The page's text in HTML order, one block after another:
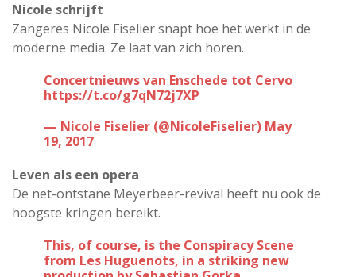
Nicole schrijft
Zangeres Nicole Fiselier snapt hoe het werkt in de
moderne media. Ze laat van zich horen.
Concertnieuws van Enschede tot Cervo
https://t.co/g7qN72j7XP
— Nicole Fiselier (@NicoleFiselier) May
19, 2017
Leven als een opera
De net-ontstane Meyerbeer-revival heeft nu ook de
hoogste kringen bereikt.
This, of course, is the Conspiracy Scene
from Les Huguenots, in a striking new